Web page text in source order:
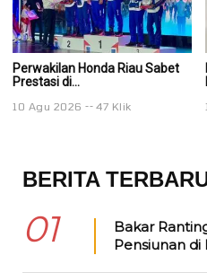
Perwakilan Honda Riau Sabet
Prestasi di...
10 Agu 2026 47 Klik
BERITA
01
Bakar
Pensiunan di